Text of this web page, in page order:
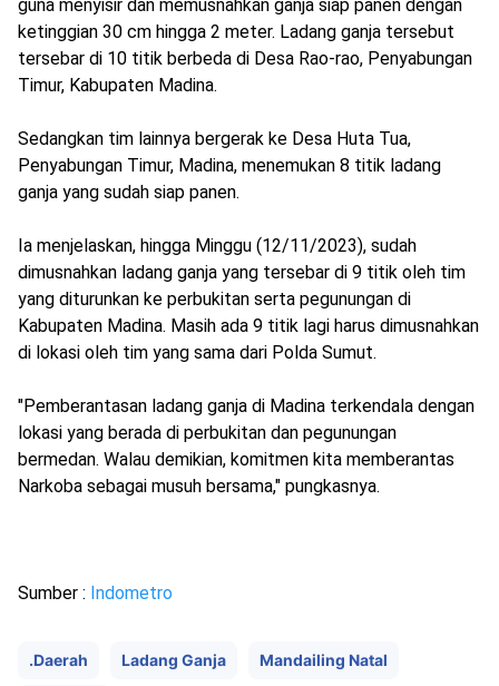
guna menyisir dan memusnahkan ganja siap panen dengan
ketinggian 30 cm hingga 2 meter. Ladang ganja tersebut
tersebar di 10 titik berbeda di Desa Rao-rao, Penyabungan
Timur, Kabupaten Madina.
Sedangkan tim lainnya bergerak ke Desa Huta Tua,
Penyabungan Timur, Madina, menemukan 8 titik ladang
ganja yang sudah siap panen.
Ia menjelaskan, hingga Minggu (12/11/2023), sudah
dimusnahkan ladang ganja yang tersebar di 9 titik oleh tim
yang diturunkan ke perbukitan serta pegunungan di
Kabupaten Madina. Masih ada 9 titik lagi harus dimusnahkan
di lokasi oleh tim yang sama dari Polda Sumut.
"Pemberantasan ladang ganja di Madina terkendala dengan
lokasi yang berada di perbukitan dan pegunungan
bermedan. Walau demikian, komitmen kita memberantas
Narkoba sebagai musuh bersama," pungkasnya.
Sumber : Indometro
.Daerah Ladang Ganja Mandailing Natal